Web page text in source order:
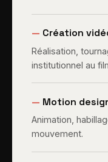
— Création
Réalisation,
institutionnel au
— Motion
Animation,
mouvement.